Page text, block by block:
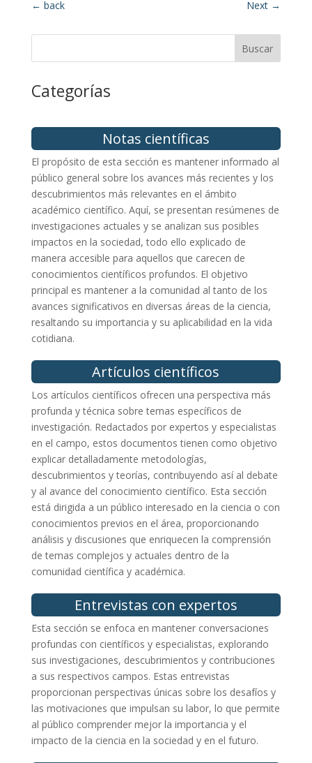
← back Next →
Buscar
Categorías
Notas científicas
El propósito de esta sección es mantener informado al
público general sobre los avances más recientes y los
descubrimientos más relevantes en el ámbito
académico científico. Aquí, se presentan resúmenes de
investigaciones actuales y se analizan sus posibles
impactos en la sociedad, todo ello explicado de
manera accesible para aquellos que carecen de
conocimientos científicos profundos. El objetivo
principal es mantener a la comunidad al tanto de los
avances significativos en diversas áreas de la ciencia,
resaltando su importancia y su aplicabilidad en la vida
cotidiana.
Artículos científicos
Los artículos científicos ofrecen una perspectiva más
profunda y técnica sobre temas específicos de
investigación. Redactados por expertos y especialistas
en el campo, estos documentos tienen como objetivo
explicar detalladamente metodologías,
descubrimientos y teorías, contribuyendo así al debate
y al avance del conocimiento científico. Esta sección
está dirigida a un público interesado en la ciencia o con
conocimientos previos en el área, proporcionando
análisis y discusiones que enriquecen la comprensión
de temas complejos y actuales dentro de la
comunidad científica y académica.
Entrevistas con expertos
Esta sección se enfoca en mantener conversaciones
profundas con científicos y especialistas, explorando
sus investigaciones, descubrimientos y contribuciones
a sus respectivos campos. Estas entrevistas
proporcionan perspectivas únicas sobre los desafíos y
las motivaciones que impulsan su labor, lo que permite
al público comprender mejor la importancia y el
impacto de la ciencia en la sociedad y en el futuro.